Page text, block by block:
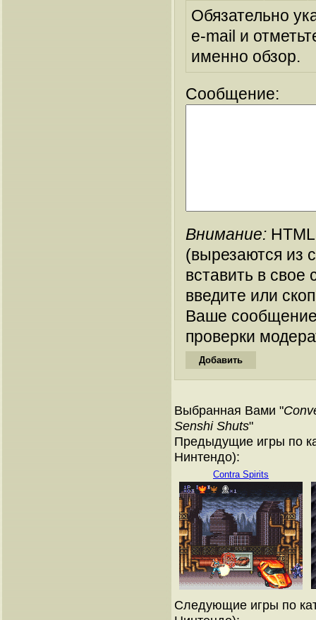
Обязательно
e-mail и
именно обзор.
Сообщение:
Внимание:
(вырезаются из
вставить в
введите или
Ваше
проверки
Выбранная Вами "
Senshi Shuts"
Предыдущие игры по
Нинтендо):
Contra Spirits
Следующие игры по